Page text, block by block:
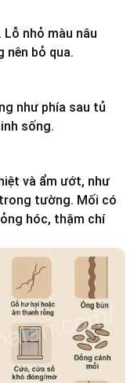
nhỏ màu nâu
nên bỏ qua.
như phía sau tủ
sống.
và ẩm ướt, như
tường. Mối có
hóc, thậm chí